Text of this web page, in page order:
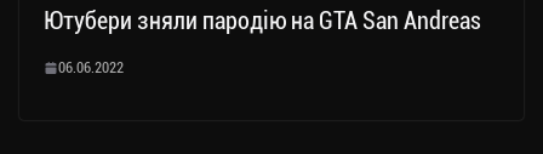
Ютубери зняли пародію на GTA San Andreas
06.06.2022